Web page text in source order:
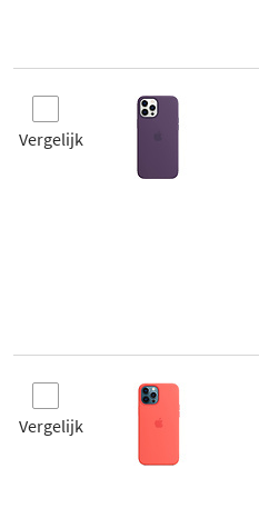
Vergelijk
Vergelijk